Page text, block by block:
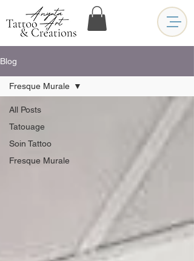
Blog
All Posts
Tatouage
Soin Tattoo
Fresque Murale
Fresque Murale